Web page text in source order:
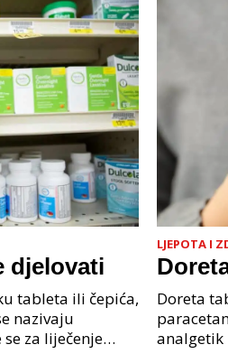
djelovati
tableta ili čepića,
nazivaju
za liječenje
LJEPOTA I
Doreta
analgetik